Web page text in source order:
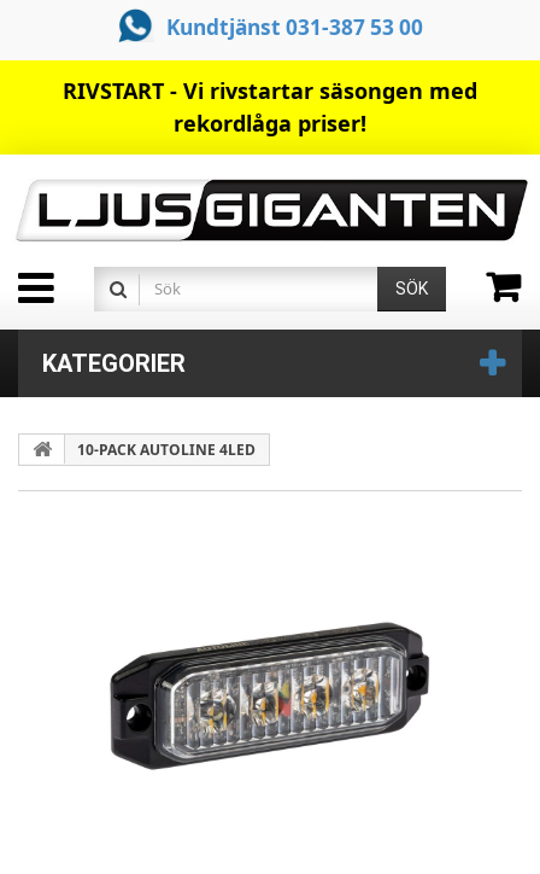
Kundtjänst 031-387 53 00
RIVSTART - Vi rivstartar säsongen med
rekordlåga priser!
SÖK
KATEGORIER
10-PACK AUTOLINE 4LED